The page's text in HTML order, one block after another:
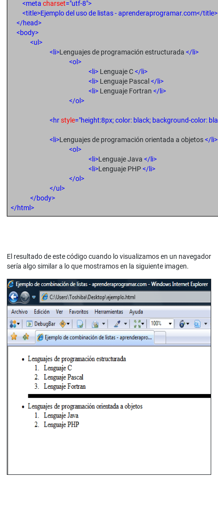
<meta charset="utf-8">
<title>Ejemplo del uso de listas - aprenderaprogramar.com</title>
</head>
<body>
<ul>
<li>Lenguajes de programación estructurada </li>
<ol>
<li>Lenguaje C</li>
<li> Lenguaje Pascal </li>
<li>Lenguaje Fortran </li>
</ol>
<hrstyle="height:8px; color: black; background-color:
<li>Lenguajes de programación orientada a objetos</li>
<ol>
<li>Lenguaje Java </li>
<li>Lenguaje PHP</li>
</ol>
</ul>
</body>
</html>
El resultado de este código cuando lo visualizamos en un navegador
sería algo similar a lo que mostramos en la siguiente imagen.